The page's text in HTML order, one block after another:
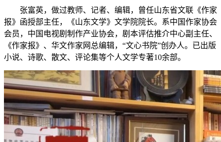
张富英，做过教师、记者、编辑，曾任山东省文联《作家
报》函授部主任，《山东文学》文学院院长。系中国作家协会
会员，中国电视剧制作产业协会，剧本评估推介中心副主任、
《作家报》、华文作家网总编辑，“文心书院”创办人。已出版
小说、诗歌、散文、评论集等个人文学专著10余部。